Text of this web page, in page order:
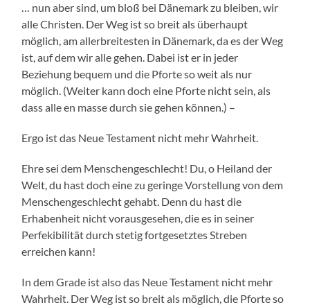
… nun aber sind, um bloß bei Dänemark zu bleiben, wir
alle Christen. Der Weg ist so breit als überhaupt
möglich, am allerbreitesten in Dänemark, da es der Weg
ist, auf dem wir alle gehen. Dabei ist er in jeder
Beziehung bequem und die Pforte so weit als nur
möglich. (Weiter kann doch eine Pforte nicht sein, als
dass alle en masse durch sie gehen können.) –
Ergo ist das Neue Testament nicht mehr Wahrheit.
Ehre sei dem Menschengeschlecht! Du, o Heiland der
Welt, du hast doch eine zu geringe Vorstellung von dem
Menschengeschlecht gehabt. Denn du hast die
Erhabenheit nicht vorausgesehen, die es in seiner
Perfekibilität durch stetig fortgesetztes Streben
erreichen kann!
In dem Grade ist also das Neue Testament nicht mehr
Wahrheit. Der Weg ist so breit als möglich, die Pforte so